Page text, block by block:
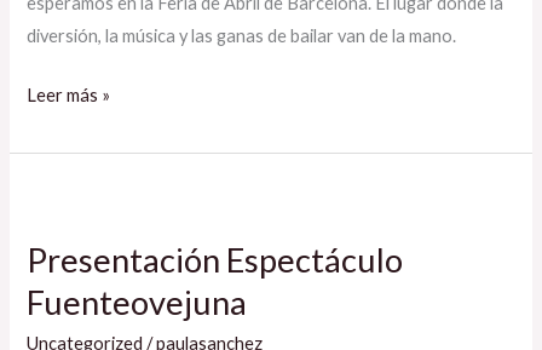
diversión, la música y las ganas de bailar van de la mano.
Leer más »
Presentación Espectáculo
Fuenteovejuna
Uncategorized /paulasanchez
Fuenteovejuna